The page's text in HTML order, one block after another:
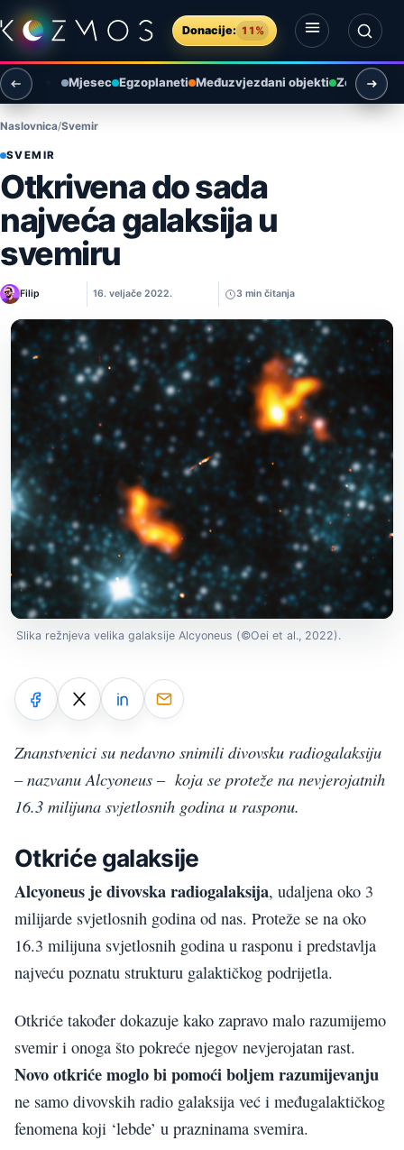
Preskoči na sadržaj
Donacije: 11%
Otvori izbornik
Otvori pretragu
Mjesec Egzoplaneti Međuzvjezdani objekti Zemlja i
Naslovnica Svemir
SVEMIR
Otkrivena do sada
najveća galaksija u
svemiru
Filip 16. veljače 2022. 3 min čitanja
Slika režnjeva velika galaksije Alcyoneus (©Oei et al., 2022).
Znanstvenici su nedavno snimili divovsku radiogalaksiju
– nazvanu Alcyoneus – koja se proteže na nevjerojatnih
16.3 milijuna svjetlosnih godina u rasponu.
Otkriće galaksije
Alcyoneus je divovska radiogalaksija, udaljena oko 3
milijarde svjetlosnih godina od nas. Proteže se na oko
16.3 milijuna svjetlosnih godina u rasponu i predstavlja
najveću poznatu strukturu galaktičkog podrijetla.
Otkriće također dokazuje kako zapravo malo razumijemo
svemir i onoga što pokreće njegov nevjerojatan rast.
Novo otkriće moglo bi pomoći boljem razumijevanju
ne samo divovskih radio galaksija već i međugalaktičkog
fenomena koji ‘lebde’ u prazninama svemira.